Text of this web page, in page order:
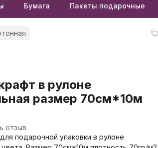
Бумага Пакеты подарочные
в рулоне
размер 70см*10м
отзыв
подарочной упаковки в рулоне